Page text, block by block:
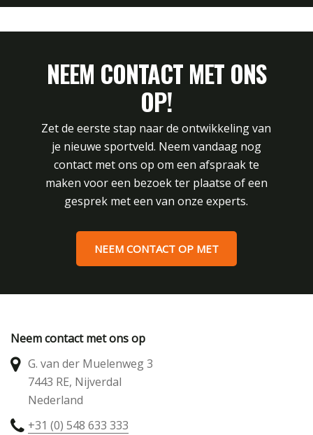
NEEM CONTACT MET ONS
OP!
Zet de eerste stap naar de ontwikkeling van
je nieuwe sportveld. Neem vandaag nog
contact met ons op om een afspraak te
maken voor een bezoek ter plaatse of een
gesprek met een van onze experts.
NEEM CONTACT OP MET
Neem contact met ons op
G. van der Muelenweg 3
7443 RE, Nijverdal
Nederland
+31 (0) 548 633 333